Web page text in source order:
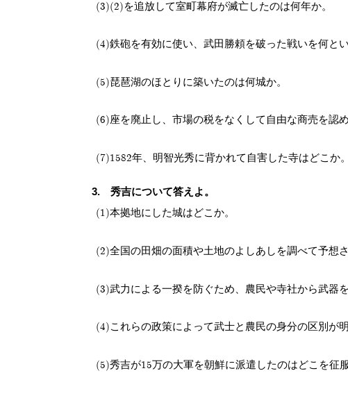
(2)を追放して室町幕府が滅亡したのは何年か。
鉄砲を有効に使い、武田勝頼を破った戦いを何とい
琵琶湖のほとりに築いたのは何城か。
座を廃止し、市場の税をなくして自由な商売を認
1582年、明智光秀に背かれて自害した寺はどこか。
秀吉について答えよ。
本拠地にした城はどこか。
全国の田畑の面積や土地のよしあしを調べて予想
武力による一揆を防ぐため、農民や寺社から武器
これらの政策によって武士と農民の身分の区別が
秀吉が15万の大軍を朝鮮に派遣したのはどこを征